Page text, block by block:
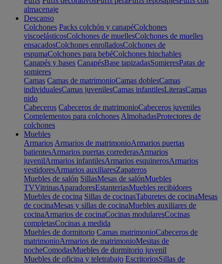
almacenaje
Descanso
Colchones Packs colchón y canapéColchones
viscoelásticosColchones de muellesColchones de muelles
ensacadosColchones enrolladosColchones de
espumaColchones para bebéColchones hinchables
Canapés y bases CanapésBase tapizadasSomieresPatas de
somieres
Camas Camas de matrimonioCamas doblesCamas
individualesCamas juvenilesCamas infantilesLiterasCamas
nido
Cabeceros Cabeceros de matrimonioCabeceros juveniles
Complementos para colchones AlmohadasProtectores de
colchones
Muebles
Armarios Armarios de matrimonioArmarios puertas
batientesArmarios puertas correderasArmarios
juvenilArmarios infantilesArmarios esquinerosArmarios
vestidoresArmarios auxiliaresZapateros
Muebles de salón SillasMesas de salónMuebles
TVVitrinasAparadoresEstanteriasMuebles recibidores
Muebles de cocina Sillas de cocinasTaburetes de cocinaMesas
de cocinaMesas y sillas de cocinaMuebles auxiliares de
cocinaArmarios de cocinaCocinas modularesCocinas
completasCocinas a medida
Muebles de dormitorio Camas matrimonioCabeceros de
matrimonioArmarios de matrimonioMesitas de
nocheComodasMuebles de dormitorio juvenil
Muebles de oficina y teletrabajo EscritoriosSillas de